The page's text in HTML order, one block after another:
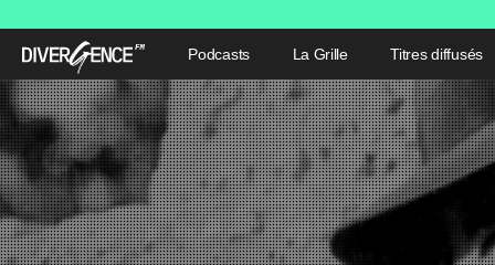
Podcasts La Grille Titres diffusés